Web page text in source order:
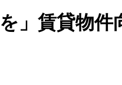
」賃貸物